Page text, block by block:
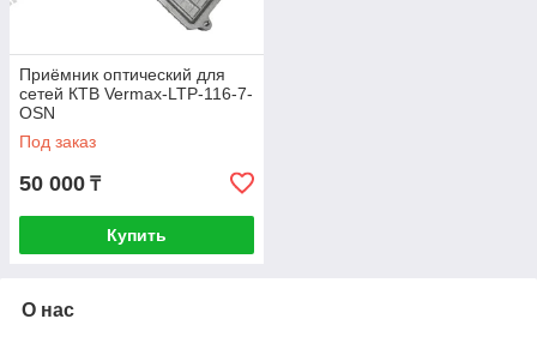
Приёмник оптический для
сетей КТВ Vermax-LTP-116-7-
OSN
Под заказ
50 000 ₸
Купить
О нас